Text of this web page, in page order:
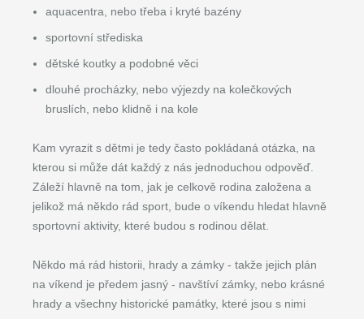
aquacentra, nebo třeba i kryté bazény
sportovní střediska
dětské koutky a podobné věci
dlouhé procházky, nebo výjezdy na kolečkových
bruslích, nebo klidně i na kole
Kam vyrazit s dětmi je tedy často pokládaná otázka, na
kterou si může dát každý z nás jednoduchou odpověď.
Záleží hlavně na tom, jak je celkově rodina založena a
jelikož má někdo rád sport, bude o víkendu hledat hlavně
sportovní aktivity, které budou s rodinou dělat.
Někdo má rád historii, hrady a zámky - takže jejich plán
na víkend je předem jasný - navštíví zámky, nebo krásné
hrady a všechny historické památky, které jsou s nimi